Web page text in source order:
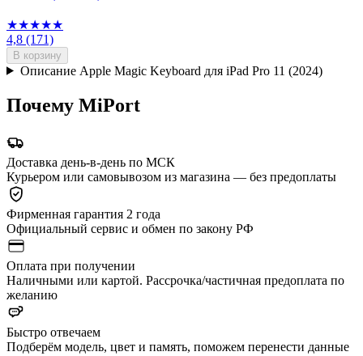
★★★★★
4,8 (171)
В корзину
Описание Apple Magic Keyboard для iPad Pro 11 (2024)
Почему MiPort
Доставка день-в-день по МСК
Курьером или самовывозом из магазина — без предоплаты
Фирменная гарантия 2 года
Официальный сервис и обмен по закону РФ
Оплата при получении
Наличными или картой. Рассрочка/частичная предоплата по
желанию
Быстро отвечаем
Подберём модель, цвет и память, поможем перенести данные